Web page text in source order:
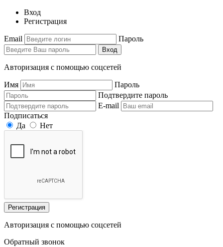
Вход
Регистрация
Email Пароль
Вход
Авторизация с помощью соцсетей
Имя
Пароль
Подтвердите пароль
E-mail
Подписаться
Да
Нет
Регистрация
Авторизация с помощью соцсетей
Обратный звонок